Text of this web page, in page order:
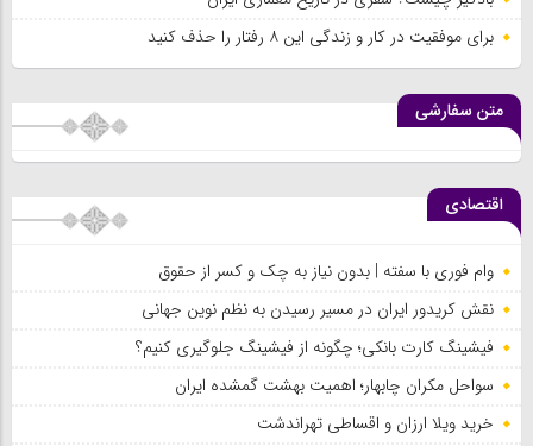
برای موفقیت در کار و زندگی این ۸ رفتار را حذف کنید
متن سفارشی
اقتصادی
وام فوری با سفته | بدون نیاز به چک و کسر از حقوق
نقش کریدور ایران در مسیر رسیدن به نظم نوین جهانی
فیشینگ کارت بانکی؛ چگونه از فیشینگ جلوگیری کنیم؟
سواحل مکران چابهار؛ اهمیت بهشت گمشده ایران
خرید ویلا ارزان و اقساطی تهراندشت